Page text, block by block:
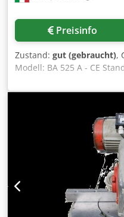
Preisinfo
Zustand: gut (gebraucht),
Modell: BA 525 A - CE
für Tür- und
Daten: Arbeitstisch mit
hinterer Teil pneumatisch
Zwischenwinkeln
selbstvorschiebendem
Böllhoff-Zuführung,
mit Ein-/
Anschläge rechts/links
Bohrungen für rechte/
Bohrkopf zur Herstellung
betätigte hydraulische